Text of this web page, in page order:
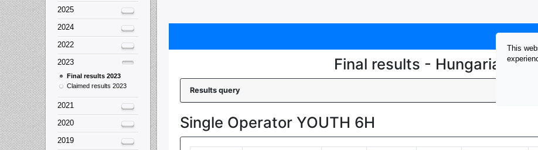
2025
2024
2022
2023
Final results 2023
Claimed results 2023
2021
2020
2019